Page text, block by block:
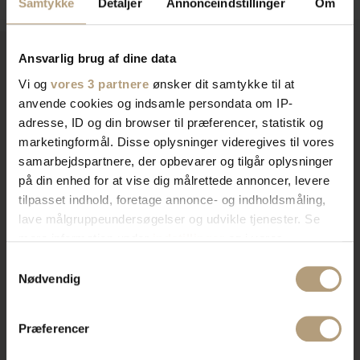
Samtykke Detaljer Annonceindstillinger Om
Ansvarlig brug af dine data
Vi og vores 3 partnere ønsker dit samtykke til at
anvende cookies og indsamle persondata om IP-
adresse, ID og din browser til præferencer, statistik og
marketingformål. Disse oplysninger videregives til vores
samarbejdspartnere, der opbevarer og tilgår oplysninger
på din enhed for at vise dig målrettede annoncer, levere
tilpasset indhold, foretage annonce- og indholdsmåling,
lave målgruppeundersøgelser og udvikle tjenester. Se
tilbage eller ændre indstillinger fra vores
"Cookiedeklaration", eller ved at trykke på "Privacy
Nødvendig
Præferencer
Vi erspecialisterindenfor
indretning af private hjem og
erhvervslokaler​
Vores brede sortiment forvandler dit rum med stil og
og mere, der afspejler din stil. Vores produkter
imponerer. Skab rummet du drømmer om med os.